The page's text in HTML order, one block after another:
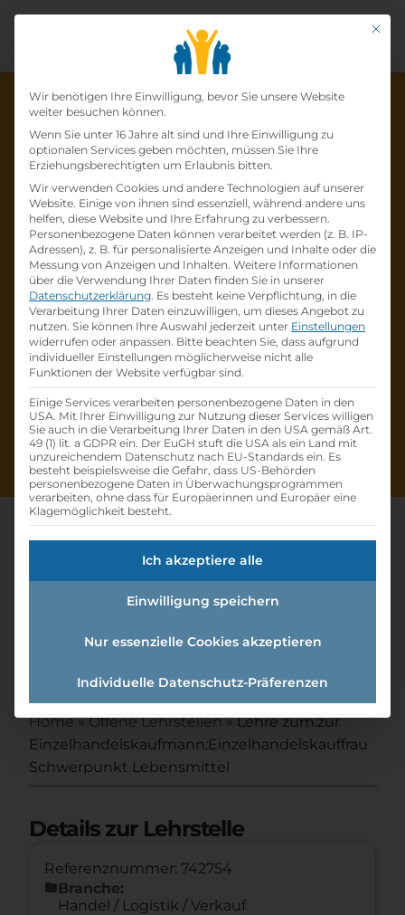
Die Lehrstelle wurde schon
besetzt!
Die LehrstelleLehre zum:zur
Einzelhandelskaufmann:Einzelhandelskauffr
au Schwerpunkt LebensmittelbeiBILLA AG
ist schonbesetzt.
Firmenprofil besuchen
Andere Lehrstelle suchen
Lehre Zum:zur
Einzelhandelskaufmann:einzel
handelskauffrau
Schwerpunkt Lebensmittel
Home»Offene Lehrstellen»Lehre zum:zur
Einzelhandelskaufmann:Einzelhandelskauffrau
Schwerpunkt Lebensmittel
Details zur Lehrstelle
Referenznummer: 742754
folderBranche:
Handel / Logistik / Verkauf
Mit
Datenschutz-
Wir benötigen Ihre Einwilligung, bevor Sie unsere Website
weiter besuchen können.
Wenn Sie unter 16 Jahre alt sind und Ihre Einwilligung zu
optionalen Services geben möchten, müssen Sie Ihre
Erziehungsberechtigten um Erlaubnis bitten.
Wir verwenden Cookies und andere Technologien auf unserer
Website. Einige von ihnen sind essenziell, während andere uns
helfen, diese Website und Ihre Erfahrung zu verbessern.
Personenbezogene Daten können verarbeitet werden (z. B. IP-
Adressen), z. B. für personalisierte Anzeigen und Inhalte oder die
Messung von Anzeigen und Inhalten. Weitere Informationen
über die Verwendung Ihrer Daten finden Sie in unserer
Datenschutzerklärung. Es besteht keine Verpflichtung, in die
Verarbeitung Ihrer Daten einzuwilligen, um dieses Angebot zu
nutzen. Sie können Ihre Auswahl jederzeit unter Einstellungen
widerrufen oder anpassen. Bitte beachten Sie, dass aufgrund
individueller Einstellungen möglicherweise nicht alle
Funktionen der Website verfügbar sind.
Einige Services verarbeiten personenbezogene Daten in den
USA. Mit Ihrer Einwilligung zur Nutzung dieser Services willigen
Sie auch in die Verarbeitung Ihrer Daten in den USA gemäß Art.
49 (1) lit. a GDPR ein. Der EuGH stuft die USA als ein Land mit
unzureichendem Datenschutz nach EU-Standards ein. Es
besteht beispielsweise die Gefahr, dass US-Behörden
personenbezogene Daten in Überwachungsprogrammen
verarbeiten, ohne dass für Europäerinnen und Europäer eine
Klagemöglichkeit besteht.
Ich akzeptiere alle
Einwilligung speichern
Nur essenzielle Cookies akzeptieren
Individuelle Datenschutz-Präferenzen